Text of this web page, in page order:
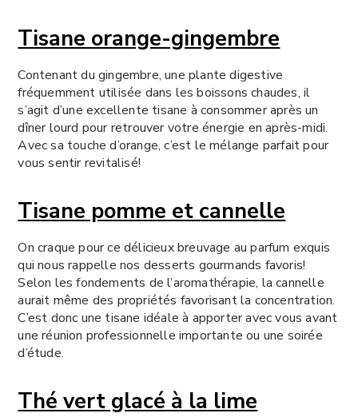
Tisane orange-gingembre
Contenant du gingembre, une plante digestive
fréquemment utilisée dans les boissons chaudes, il
s’agit d’une excellente tisane à consommer après un
dîner lourd pour retrouver votre énergie en après-midi.
Avec sa touche d’orange, c’est le mélange parfait pour
vous sentir revitalisé!
Tisane pomme et cannelle
On craque pour ce délicieux breuvage au parfum exquis
qui nous rappelle nos desserts gourmands favoris!
Selon les fondements de l’aromathérapie, la cannelle
aurait même des propriétés favorisant la concentration.
C’est donc une tisane idéale à apporter avec vous avant
une réunion professionnelle importante ou une soirée
d’étude.
Thé vert glacé à la lime